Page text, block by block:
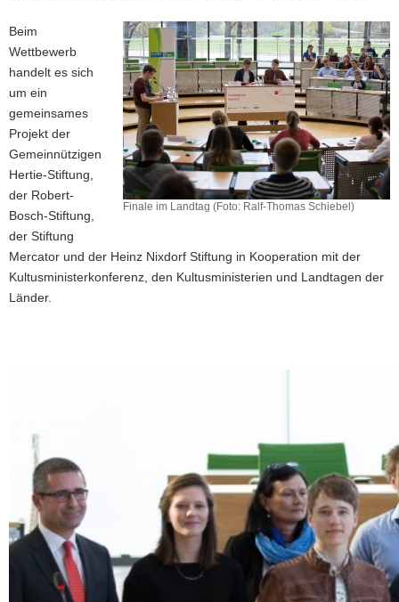
Finale im Landtag (Foto: Ralf-Thomas Schiebel)
Beim
Wettbewerb
handelt es sich
um ein
gemeinsames
Projekt der
Gemeinnützigen
Hertie-Stiftung,
der Robert-
Bosch-Stiftung,
der Stiftung
Mercator und der Heinz Nixdorf Stiftung in Kooperation mit der
Kultusministerkonferenz, den Kultusministerien und Landtagen der
Länder.